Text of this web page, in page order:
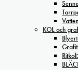
KOL och
Ritkol